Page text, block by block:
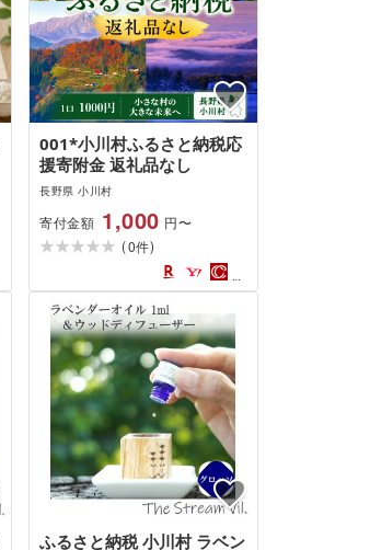
001*小川村ふるさと納税応
援寄附金 返礼品なし
長野県 小川村
寄付金額 1,000 円〜
(0件)
ふるさと納税 小川村 ラベン